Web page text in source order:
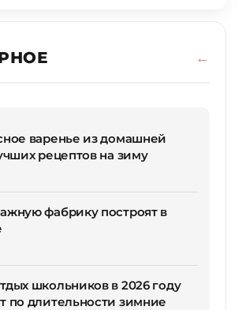
варенье из домашней
рецептов на зиму
фабрику построят в
школьников в 2026 году
по длительности зимние